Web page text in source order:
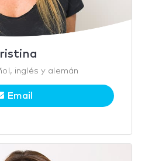
inglés y alemán
Email